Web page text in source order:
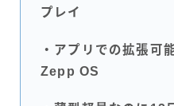
プレイ
・アプリでの拡張可
Zepp OS